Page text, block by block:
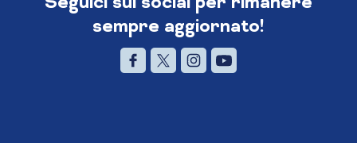
sempre aggiornato!